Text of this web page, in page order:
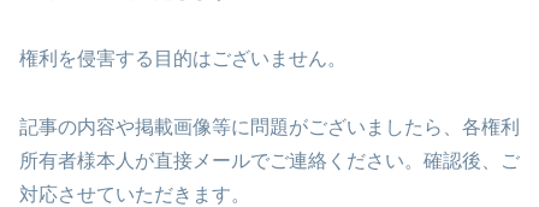
権利を侵害する目的はございません。
記事の内容や掲載画像等に問題がございましたら、各権利
所有者様本人が直接メールでご連絡ください。確認後、ご
対応させていただきます。